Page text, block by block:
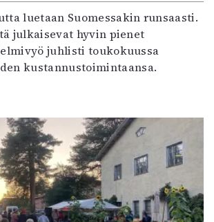
luetaan Suomessakin runsaasti.
julkaisevat hyvin pienet
juhlisti toukokuussa
kustannustoimintaansa.